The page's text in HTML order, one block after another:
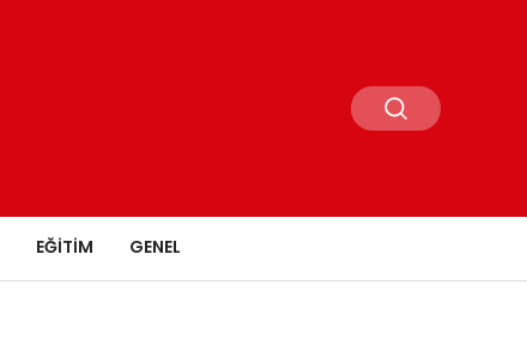
EĞITIM GENEL